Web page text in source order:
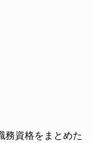
務資格をまとめた